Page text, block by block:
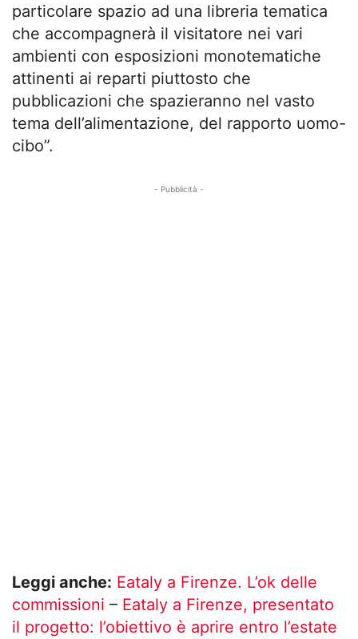
particolare spazio ad una libreria tematica
che accompagnerà il visitatore nei vari
ambienti con esposizioni monotematiche
attinenti ai reparti piuttosto che
pubblicazioni che spazieranno nel vasto
tema dell’alimentazione, del rapporto uomo-
cibo”.
- Pubblicità -
Leggi anche: Eataly a Firenze. L’ok delle
commissioni – Eataly a Firenze, presentato
il progetto: l’obiettivo è aprire entro l’estate